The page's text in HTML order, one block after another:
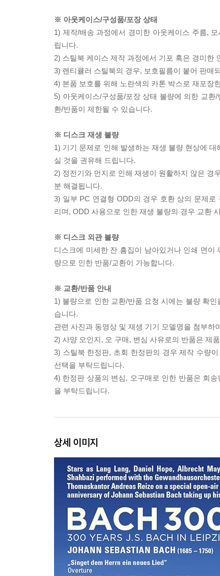
※ 아웃케이스/구성품/포장 상태
1) 제작/배송 과정에서 경미한 아웃케이스 주름,
립니다.
2) 스틸북 케이스 제작 과정에서 기포 혹은 경미한
3) 렌티큘러 스틸북의 경우, 보호필름이 붙어 판매
4) 본품 보호를 위해 노란색의 카톤 박스로 재포장
5) 아웃케이스/구성품/포장 상태 불량에 의한 교
환/반품이 제한될 수 있습니다.
※ 디스크 재생 불량
1) 기기 문제로 인해 발생하는 재생 불량 현상에
실 것을 권유해 드립니다.
2) 정전기와 먼지로 인해 재생이 원활하지 않은 경
분 해결됩니다.
3) 일부 PC 연결형 ODD의 경우 호환 상의 문제
리며, ODD 사용으로 인한 재생 불량의 경우 교환
※ 디스크 외관 불량
디스크에 미세한 잔 흠집이 남아있거나 인쇄 면
량으로 인한 반품/교환이 가능합니다.
※ 교환/반품 안내
1) 불량으로 인한 교환/반품 요청 시에는 불량 확
습니다.
관련 사진과 동영상 및 재생 기기 모델명을 첨부하
2) 사양 오인지, 오 구매, 변심 사유로의 반품은 제
3) 스틸북 한정판, 초회 한정판의 경우 제작 수량
선택을 부탁드립니다.
4) 한정판 상품의 변심, 오구매로 인한 반품은 회
을 부탁드립니다.
상세 이미지